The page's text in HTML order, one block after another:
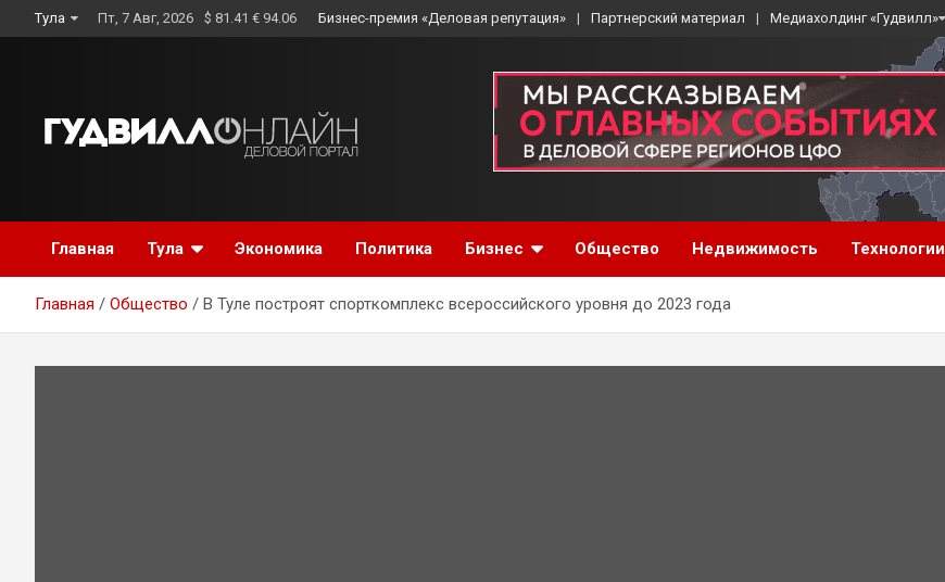
to
Тула Пт, 7 Авг, 2026 $ 81.41 € 94.06 Бизнес-премия «Деловая репутация» Партнерский материал Медиахолдинг «Гудвилл»
Главная Тула Экономика Политика Бизнес Общество Недвижимость Технологии
Главная Общество В Туле построят спорткомплекс всероссийского уровня до 2023 года